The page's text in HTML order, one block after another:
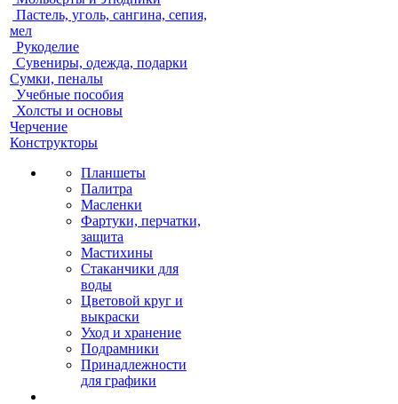
Пастель, уголь, сангина, сепия,
мел
Рукоделие
Сувениры, одежда, подарки
Сумки, пеналы
Учебные пособия
Холсты и основы
Черчение
Конструкторы
Планшеты
Палитра
Масленки
Фартуки, перчатки,
защита
Мастихины
Стаканчики для
воды
Цветовой круг и
выкраски
Уход и хранение
Подрамники
Принадлежности
для графики